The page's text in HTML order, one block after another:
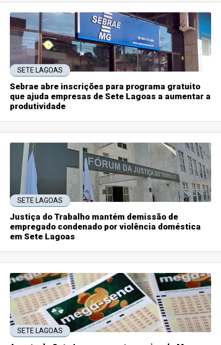
SETE LAGOAS
Sebrae abre inscrições para programa gratuito
que ajuda empresas de Sete Lagoas a aumentar a
produtividade
SETE LAGOAS
Justiça do Trabalho mantém demissão de
empregado condenado por violência doméstica
em Sete Lagoas
SETE LAGOAS